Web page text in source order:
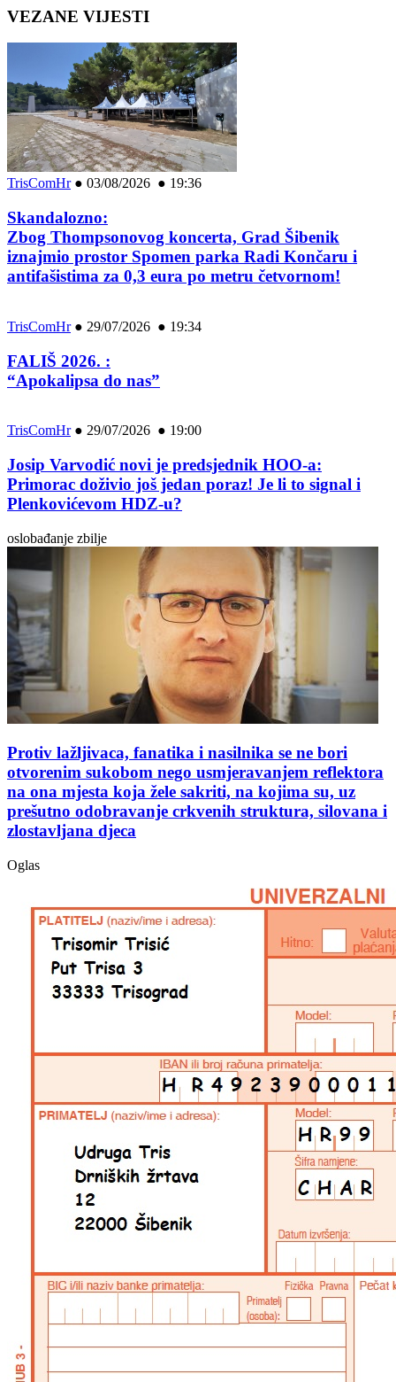
VEZANE VIJESTI
TrisComHr● 03/08/2026 ● 19:36
Skandalozno:
Zbog Thompsonovog koncerta, Grad Šibenik
iznajmio prostor Spomen parka Radi Končaru i
antifašistima za 0,3 eura po metru četvornom!
TrisComHr● 29/07/2026 ● 19:34
FALIŠ 2026. :
“Apokalipsa do nas”
TrisComHr● 29/07/2026 ● 19:00
Josip Varvodić novi je predsjednik HOO-a:
Primorac doživio još jedan poraz! Je li to signal i
Plenkovićevom HDZ-u?
oslobađanje zbilje
Protiv lažljivaca, fanatika i nasilnika se ne bori
otvorenim sukobom nego usmjeravanjem reflektora
na ona mjesta koja žele sakriti, na kojima su, uz
prešutno odobravanje crkvenih struktura, silovana i
zlostavljana djeca
Oglas